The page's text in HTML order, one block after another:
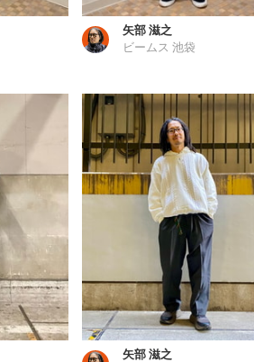
矢部 滋之
ビームス 池袋
矢部 滋之